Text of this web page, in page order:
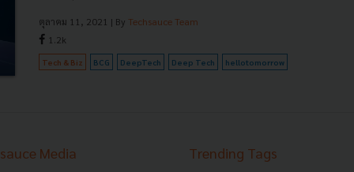
ตุลาคม 11, 2021 | By Techsauce Team
1.2k
Tech & Biz BCG DeepTech Deep Tech hellotomorrow
Media Trending Tags